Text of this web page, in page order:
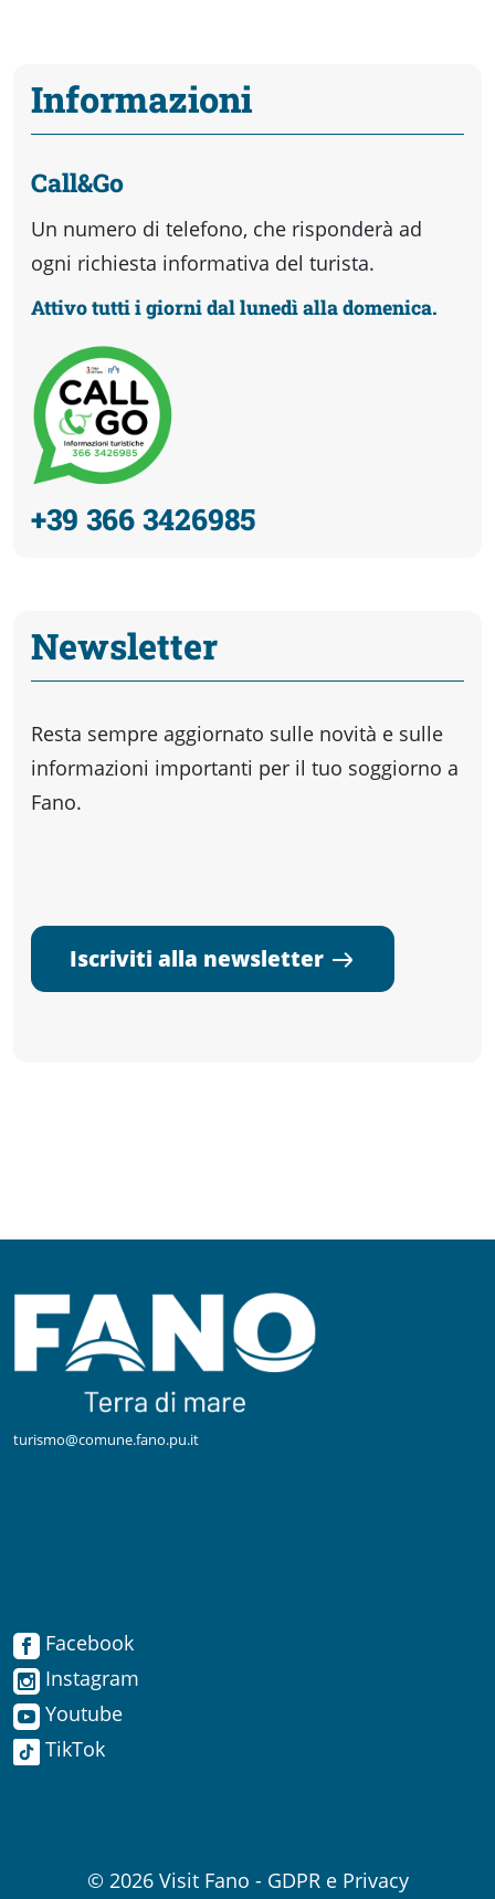
Instagram
Youtube
Informazioni
Call&Go
Un numero di telefono, che risponderà ad
ogni richiesta informativa del turista.
Attivo tutti i giorni dal lunedì alla domenica.
+39 366 3426985
Newsletter
Resta sempre aggiornato sulle novità e sulle
informazioni importanti per il tuo soggiorno a
Fano.
Iscriviti alla newsletter
turismo@comune.fano.pu.it
Facebook
Instagram
Youtube
TikTok
© 2026 Visit Fano - GDPR e Privacy